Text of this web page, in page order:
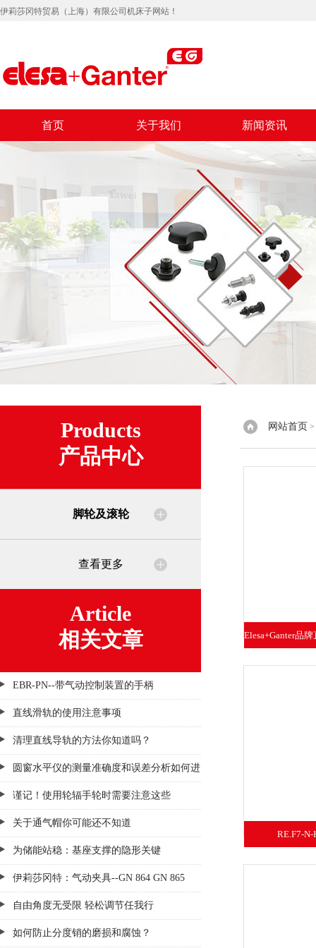
伊莉莎冈特贸易（上海）有限公司机床子网站！
首页 关于我们 新闻资讯
Products
产品中心
脚轮及滚轮
查看更多
Article
相关文章
EBR-PN--带气动控制装置的手柄
直线滑轨的使用注意事项
清理直线导轨的方法你知道吗？
圆窗水平仪的测量准确度和误差分析如何进
行？
谨记！使用轮辐手轮时需要注意这些
关于通气帽你可能还不知道
为储能站稳：基座支撑的隐形关键
伊莉莎冈特：气动夹具--GN 864 GN 865
GN 866
自由角度无受限 轻松调节任我行
如何防止分度销的磨损和腐蚀？
网站首页 >
Elesa+Ganter品
RE.F7-N-